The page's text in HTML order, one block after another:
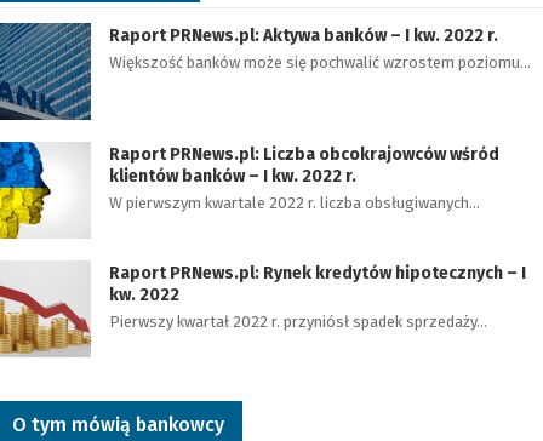
Raport PRNews.pl: Aktywa banków – I kw. 2022 r.
Większość banków może się pochwalić wzrostem poziomu…
Raport PRNews.pl: Liczba obcokrajowców wśród
klientów banków – I kw. 2022 r.
W pierwszym kwartale 2022 r. liczba obsługiwanych…
Raport PRNews.pl: Rynek kredytów hipotecznych – I
kw. 2022
Pierwszy kwartał 2022 r. przyniósł spadek sprzedaży…
O tym mówią bankowcy